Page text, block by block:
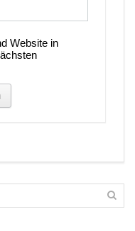
Website in